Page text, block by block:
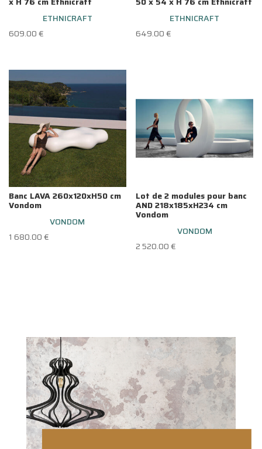
ETHNICRAFT
609.00€
ETHNICRAFT
649.00€
Banc LAVA 260x120xH50 cm
Vondom
VONDOM
1 680.00€
Lot de 2 modules pour banc
AND 218x185xH234 cm
Vondom
VONDOM
2 520.00€